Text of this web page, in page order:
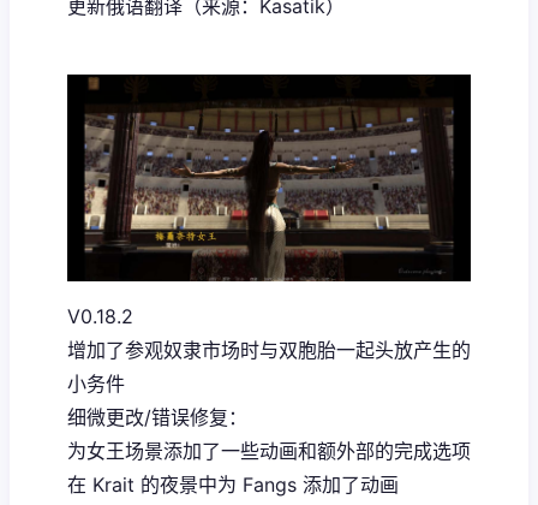
更新俄语翻译（来源：Kasatik）
V0.18.2
增加了参观奴隶市场时与双胞胎一起头放产生的
小务件
细微更改/错误修复：
为女王场景添加了一些动画和额外部的完成选项
在 Krait 的夜景中为 Fangs 添加了动画